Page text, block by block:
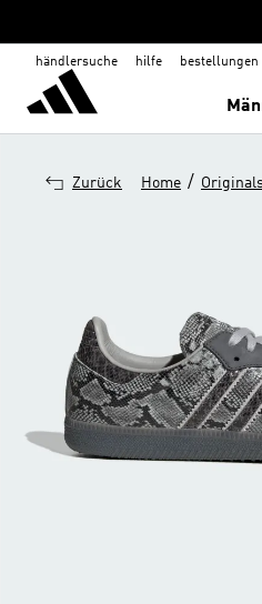
händlersuche hilfe
Zurück Home /